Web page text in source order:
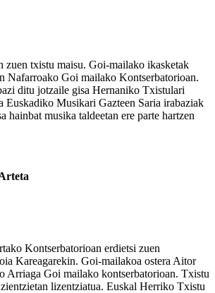
zuen txistu maisu. Goi-mailako ikasketak
Nafarroako Goi mailako Kontserbatorioan.
ditu jotzaile gisa Hernaniko Txistulari
Euskadiko Musikari Gazteen Saria irabaziak
hainbat musika taldeetan ere parte hartzen
Kontserbatorioan erdietsi zuen
Kareagarekin. Goi-mailakoa ostera Aitor
Goi mailako kontserbatorioan. Txistu
lizentziatua. Euskal Herriko Txistu